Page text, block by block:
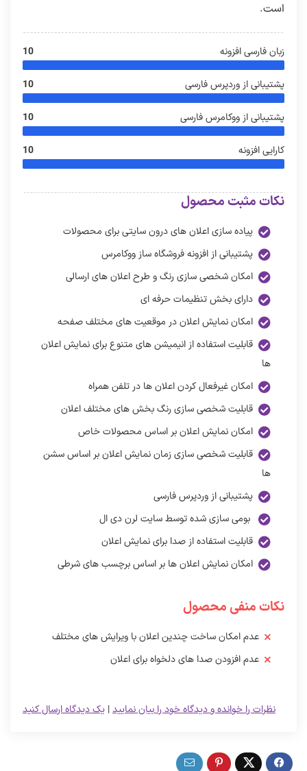
است.
زبان فارسی افزونه 10
پشتیبانی از وردپرس فارسی 10
پشتیبانی از ووکامرس فارسی 10
کارایی افزونه 10
نکات مثبت محصول
پیاده سازی اعلان های درون سایتی برای محصولات
پشتیبانی از افزونه فروشگاه ساز ووکامرس
امکان شخصی سازی رنگ و طرح اعلان های ارسالی
دارای بخش تنظیمات حرفه ای
امکان نمایش اعلان در موقعیت های مختلف صفحه
قابلیت استفاده از انیمیشن های متنوع برای نمایش اعلان
ها
امکان غیرفعال کردن اعلان ها در تلفن همراه
قابلیت شخصی سازی رنگ بخش های مختلف اعلان
امکان نمایش اعلان بر اساس محصولات خاص
قابلیت شخصی سازی زمان نمایش اعلان بر اساس سشن
ها
پشتیبانی از وردپرس فارسی
بومی سازی شده توسط سایت لرن دی ال
قابلیت استفاده از صدا برای نمایش اعلان
امکان نمایش اعلان ها بر اساس برچسب های شرطی
نکات منفی محصول
عدم امکان ساخت چندین اعلان با ویرایش های مختلف
عدم افزودن صدا های دلخواه برای اعلان
یک دیدگاه ارسال کنید |نظرات را خوانده و دیدگاه خود را بیان نمایید